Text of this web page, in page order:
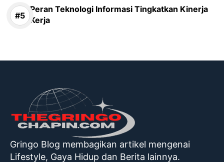
Peran Teknologi Informasi Tingkatkan Kinerja
Kerja
Gringo Blog membagikan artikel mengenai
Lifestyle, Gaya Hidup dan Berita lainnya.